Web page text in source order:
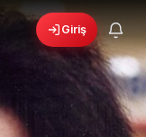
Giriş
fırsat! Bonusları gör›
İzle,